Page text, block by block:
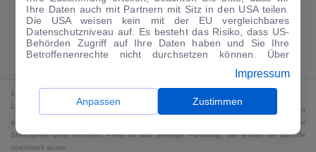
Angebot anfragen Rate anpassen
Kraftstoffverbrauch komb. 7,2 l/100 km · CO₂-Emissionen komb. 165 g/km
· CO₂-Klasse F · WLTP*
1
2 Bei dem Streichpreis handelt es sich für Neufahrzeuge und junge Gebrauchte um den
an auto.de übermittelten Listenpreis. Für alle anderen Fahrzeuge entspricht der
Streichpreis dem höchsten Preis für das jeweilige Fahrzeug, der jemals an auto.de
übermittelt wurde.
Ihre Daten auch mit Partnern mit Sitz in den USA teilen.
Die USA weisen kein mit der EU vergleichbares
Datenschutzniveau auf. Es besteht das Risiko, dass US-
Behörden Zugriff auf Ihre Daten haben und Sie Ihre
Betroffenenrechte nicht durchsetzen können. Über
anpassen. Dies ist auch später jederzeit im Bereich
Cookie-Richtliniemöglich. Weitere Informationen finden
Sie in unsererDatenschutzerklärung .
Impressum
Anpassen Zustimmen